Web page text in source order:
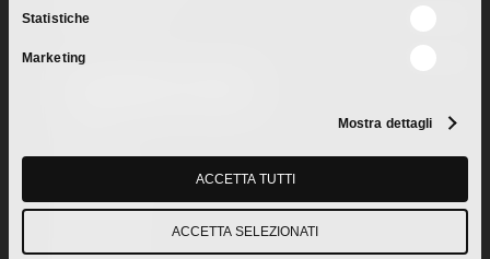
Statistiche
Marketing
Mostra dettagli
ACCETTA TUTTI
ACCETTA SELEZIONATI
Private Label
Crai
Floora